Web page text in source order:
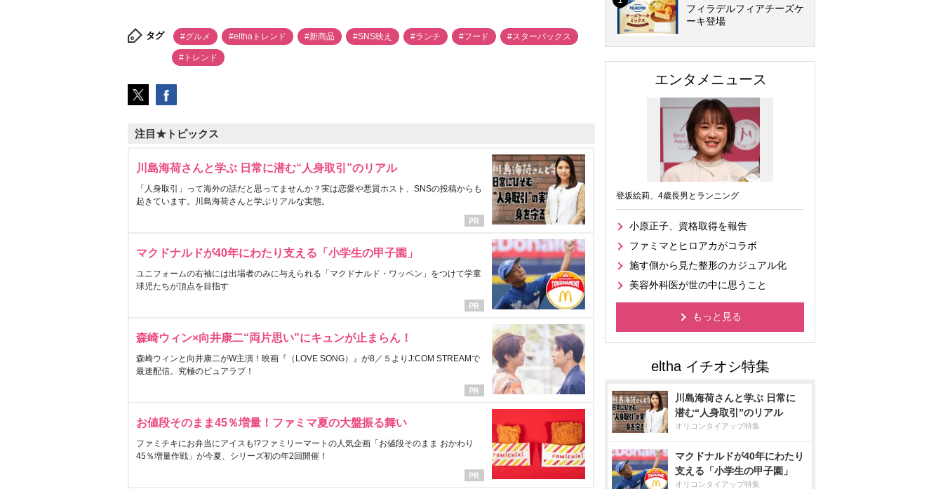
タグ #グルメ #elthaトレンド #新商品 #SNS映え #ランチ #フード #スターバックス
#トレンド
注目★トピックス
川島海荷さんと学ぶ 日常に潜む“人身取引”のリアル
「人身取引」って海外の話だと思ってませんか？実は恋愛や悪質ホスト、SNSの投稿からも
起きています。川島海荷さんと学ぶリアルな実態。
マクドナルドが40年にわたり支える「小学生の甲子園」
ユニフォームの右袖には出場者のみに与えられる「マクドナルド・ワッペン」をつけて学童
球児たちが頂点を目指す
森崎ウィン×向井康二“両片思い”にキュンが止まらん！
森崎ウィンと向井康二がW主演！映画『（LOVE SONG）』が8／５よりJ:COM STREAMで
最速配信。究極のピュアラブ！
お値段そのまま45％増量！ファミマ夏の大盤振る舞い
ファミチキにお弁当にアイスも!?ファミリーマートの人気企画「お値段そのまま おかわり
45％増量作戦」が今夏、シリーズ初の年2回開催！
フィラデルフィアチーズケ
ーキ登場
エンタメニュース
登坂絵莉、4歳長男とランニング
小原正子、資格取得を報告
ファミマとヒロアカがコラボ
施す側から見た整形のカジュアル化
美容外科医が世の中に思うこと
もっと見る
川島海荷さんと学ぶ 日常に
潜む“人身取引”のリアル
オリコンタイアップ特集
マクドナルドが40年にわたり
支える「小学生の甲子園」
オリコンタイアップ特集